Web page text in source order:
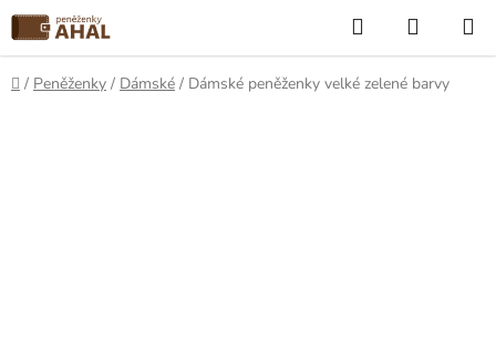
Přejít
na
obsah
Hledat
KOŠÍK
Domů
/ Peněženky / Dámské / Dámské peněženky velké zelené barvy